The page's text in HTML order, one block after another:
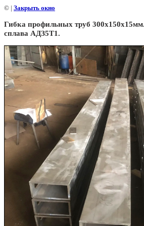
© | Закрыть окно
Гибка профильных труб
сплава АДЗ5Т1.